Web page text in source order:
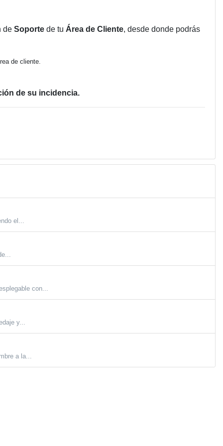
de Soporte de tu Área de Cliente, desde donde podrás
de cliente.
de su incidencia.
el...
con...
y...
a la...